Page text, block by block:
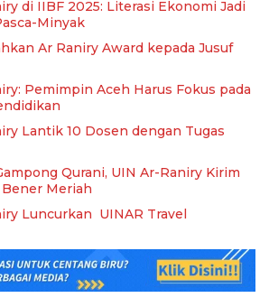
di IIBF 2025: Literasi Ekonomi Jadi
Minyak
Ar Raniry Award kepada Jusuf
Pemimpin Aceh Harus Fokus pada
Lantik 10 Dosen dengan Tugas
Qurani, UIN Ar-Raniry Kirim
Meriah
Luncurkan UINAR Travel